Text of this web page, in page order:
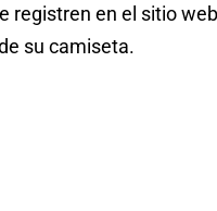
registren en el sitio
su camiseta.